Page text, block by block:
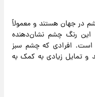
در جهان هستند و معمولاً
این رنگ چشم نشان‌دهنده
است. افرادی که چشم سبز
و تمایل زیادی به کمک به